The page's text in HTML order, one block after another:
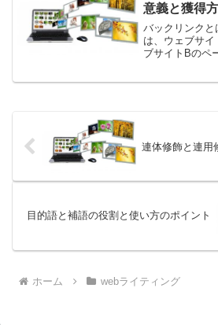
意義と獲得
バックリンクと
は、ウェブサ
ブサイトBのペ
連体修飾と連用
目的語と補語の役割と使い方のポイント
ホーム webライティング